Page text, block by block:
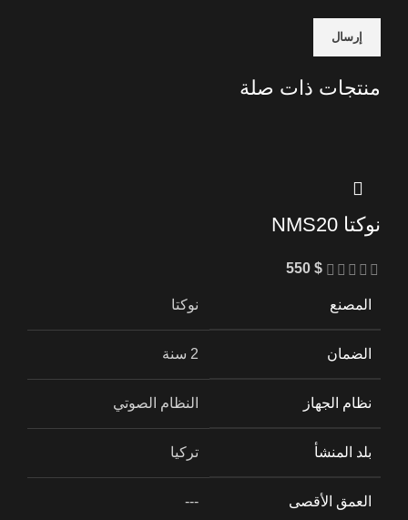
منتجات ذات صلة
نوكتا NMS20
550 $
المصنع نوكتا
الضمان 2 سنة
نظام الجهاز النظام الصوتي
بلد المنشأ تركيا
العمق الأقصى ---